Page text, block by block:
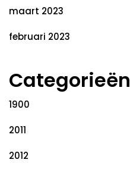
maart 2023
februari 2023
Categorieën
1900
2011
2012